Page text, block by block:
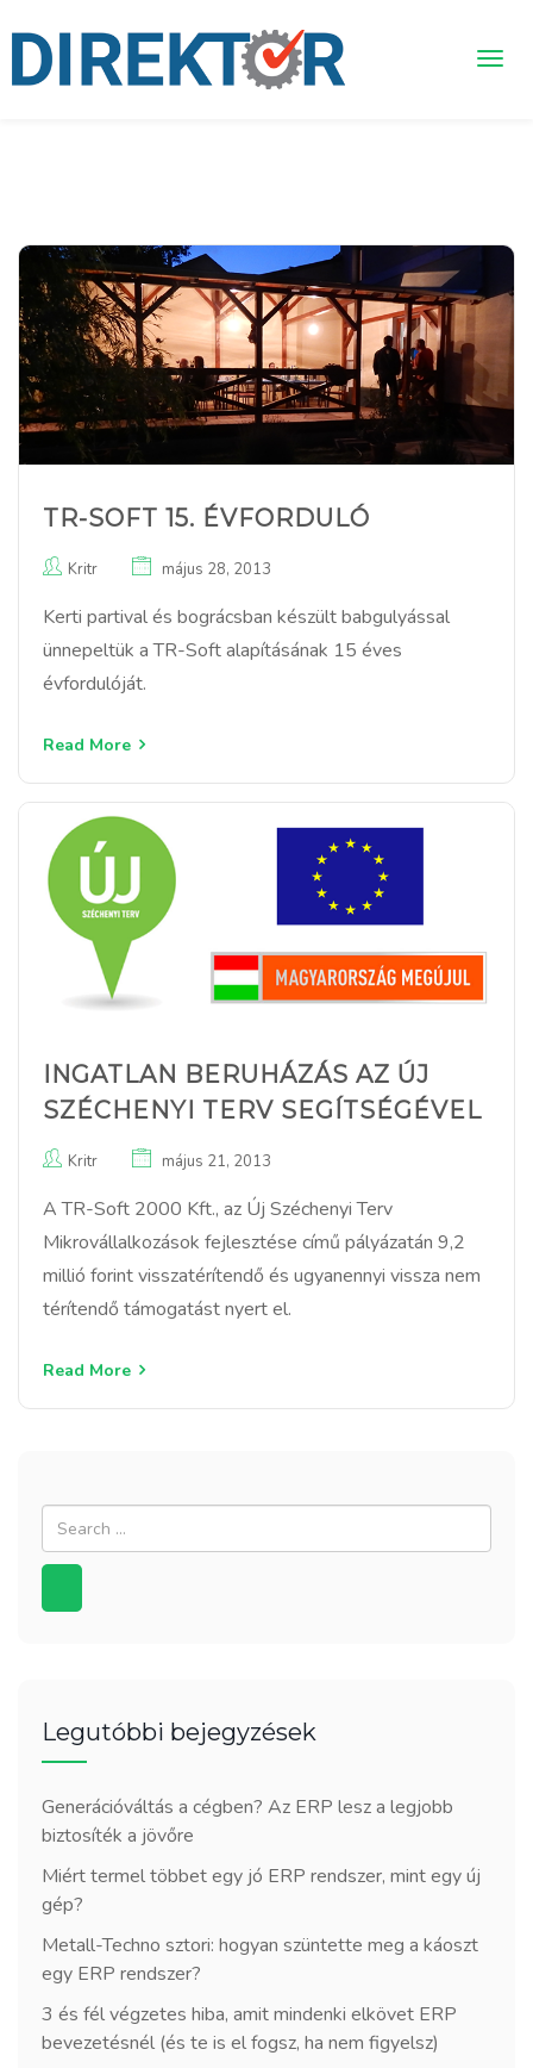
TR-SOFT 15. ÉVFORDULÓ
Kritr május 28, 2013
Kerti partival és bográcsban készült babgulyással
ünnepeltük a TR-Soft alapításának 15 éves
évfordulóját.
Read More
INGATLAN BERUHÁZÁS AZ ÚJ
SZÉCHENYI TERV SEGÍTSÉGÉVEL
Kritr május 21, 2013
A TR-Soft 2000 Kft., az Új Széchenyi Terv
Mikrovállalkozások fejlesztése című pályázatán 9,2
millió forint visszatérítendő és ugyanennyi vissza nem
térítendő támogatást nyert el.
Read More
Legutóbbi bejegyzések
Generációváltás a cégben? Az ERP lesz a legjobb
biztosíték a jövőre
Miért termel többet egy jó ERP rendszer, mint egy új
gép?
Metall-Techno sztori: hogyan szüntette meg a káoszt
egy ERP rendszer?
3 és fél végzetes hiba, amit mindenki elkövet ERP
bevezetésnél (és te is el fogsz, ha nem figyelsz)